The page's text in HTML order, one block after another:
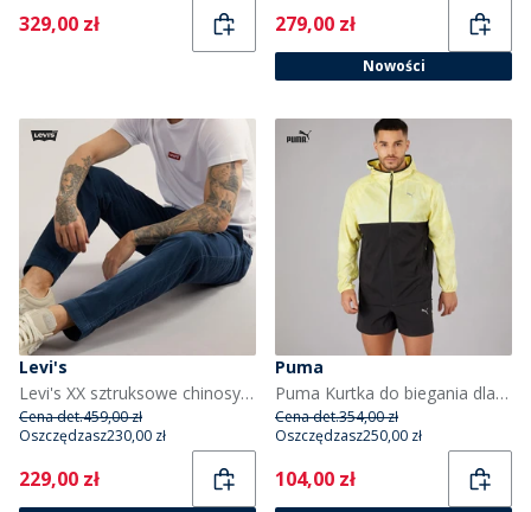
Current
329,00 zł Current
279,00 zł
Nowości
Levi's
Levi's XX sztruksowe chinosy dla niego kolor Zodiac Blue
Cena det.459,00 zł
Oszczędzasz230,00 zł
Current
229,00 zł
Puma
Puma Kurtka do biegania dla niego kolor Czarny/Żółty
Cena det.354,00 zł
Oszczędzasz250,00 zł
Current
104,00 zł